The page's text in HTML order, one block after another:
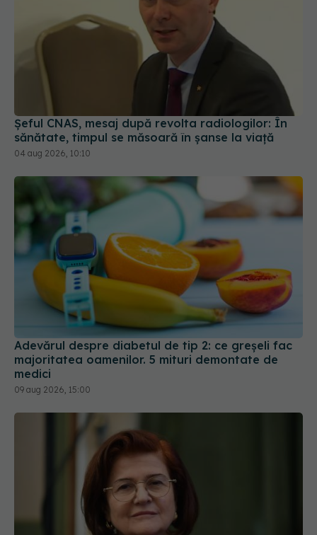
Șeful CNAS, mesaj după revolta radiologilor: În
sănătate, timpul se măsoară în șanse la viață
04 aug 2026, 10:10
Adevărul despre diabetul de tip 2: ce greșeli fac
majoritatea oamenilor. 5 mituri demontate de
medici
09 aug 2026, 15:00